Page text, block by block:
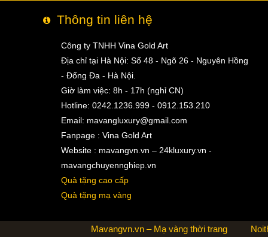
Thông tin liên hệ
Công ty TNHH Vina Gold Art
Địa chỉ tại Hà Nội: Số 48 - Ngõ 26 - Nguyên Hồng
- Đống Đa - Hà Nội.
Giờ làm việc: 8h - 17h (nghỉ CN)
Hotline: 0242.1236.999 - 0912.153.210
Email: mavangluxury@gmail.com
Fanpage : Vina Gold Art
Website : mavangvn.vn – 24kluxury.vn -
mavangchuyennghiep.vn
Quà tặng cao cấp
Quà tặng mạ vàng
Mavangvn.vn – Mạ vàng thời trang